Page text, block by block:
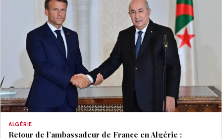
ALGÉRIE
Retour de l’ambassadeur de France en Algérie :